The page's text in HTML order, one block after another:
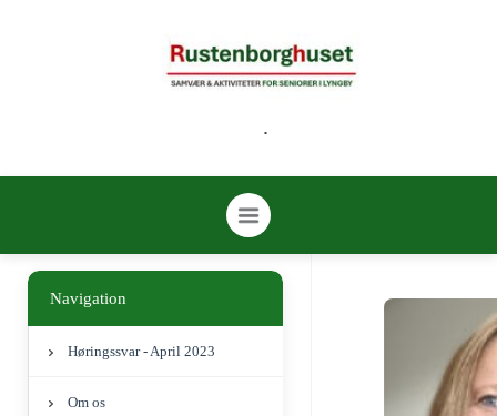
.
Navigation
Høringssvar - April 2023
Om os